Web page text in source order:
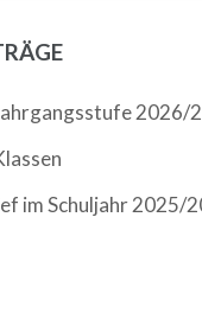
2026/
im Schuljahr 2025/